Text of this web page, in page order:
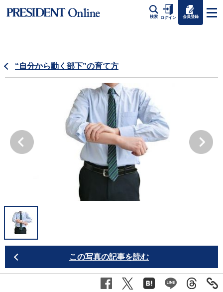
検索 ログイン 会員登録
“自分から動く部下”の育て方
この写真の記事を読む